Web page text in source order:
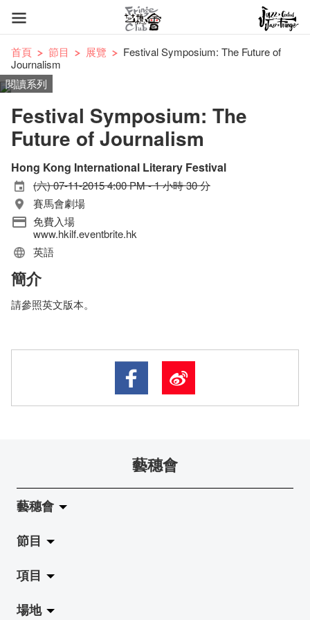
首頁 節目 展覽
Festival Symposium: The Future of
Journalism
閱讀系列
Festival Symposium: The
Future of Journalism
Hong Kong International Literary Festival
(六) 07-11-2015 4:00 PM - 1 小時 30 分
賽馬會劇場
免費入場
www.hkilf.eventbrite.hk
英語
簡介
請參照英文版本。
藝穗會
藝穗會
關於藝穗會
藝穗會的演化
使命與宗旨
節目
拉闊
展覽
項目
Jazz-Go-Central, Jazz-Go-Fringe
場地